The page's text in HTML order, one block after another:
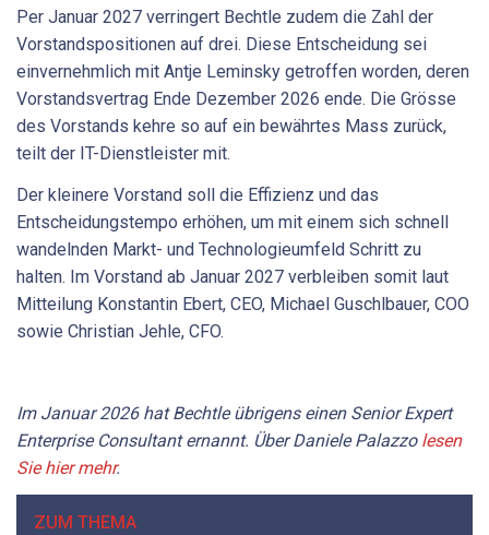
Per Januar 2027 verringert Bechtle zudem die Zahl der
Vorstandspositionen auf drei. Diese Entscheidung sei
einvernehmlich mit Antje Leminsky getroffen worden, deren
Vorstandsvertrag Ende Dezember 2026 ende. Die Grösse
des Vorstands kehre so auf ein bewährtes Mass zurück,
teilt der IT-Dienstleister mit.
Der kleinere Vorstand soll die Effizienz und das
Entscheidungstempo erhöhen, um mit einem sich schnell
wandelnden Markt- und Technologieumfeld Schritt zu
halten. Im Vorstand ab Januar 2027 verbleiben somit laut
Mitteilung Konstantin Ebert, CEO, Michael Guschlbauer, COO
sowie Christian Jehle, CFO.
Im Januar 2026 hat Bechtle übrigens einen Senior Expert
Enterprise Consultant ernannt. Über Daniele Palazzo lesen
Sie hier mehr.
ZUM THEMA